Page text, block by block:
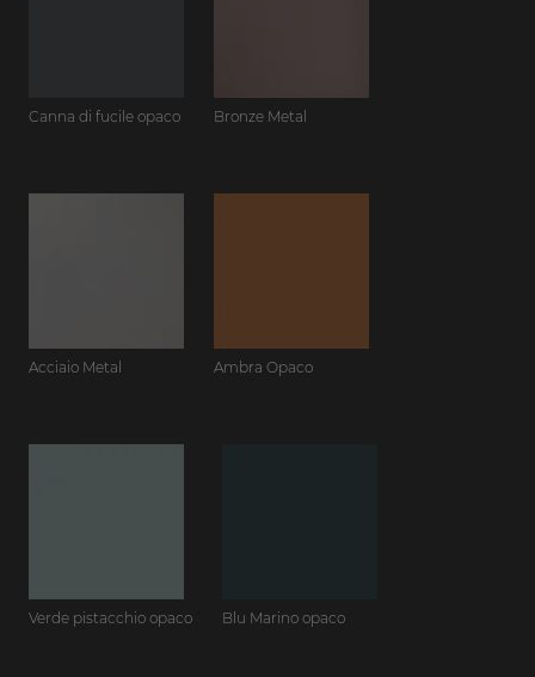
Canna di fucile opaco Bronze Metal
Acciaio Metal Ambra Opaco
Verde pistacchio opaco Blu Marino opaco